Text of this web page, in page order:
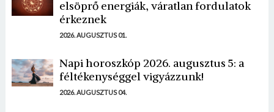
elsöprő energiák, váratlan fordulatok
érkeznek
2026. AUGUSZTUS 01.
Napi horoszkóp 2026. augusztus 5: a
féltékenységgel vigyázzunk!
2026. AUGUSZTUS 04.